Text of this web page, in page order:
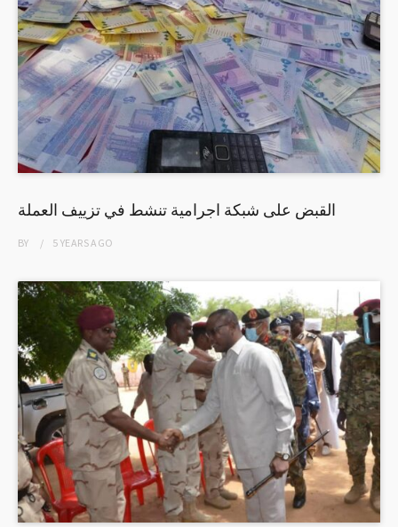
القبض على شبكة اجرامية تنشط في تزييف العملة
BY 5 YEARSAGO